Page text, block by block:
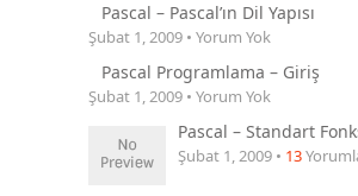
Pascal – Pascal’ın Dil Yapısı
Şubat 1, 2009 • Yorum Yok
Pascal Programlama – Giriş
Şubat 1, 2009 • Yorum Yok
Pascal – Standart
Şubat 1, 2009 • 13